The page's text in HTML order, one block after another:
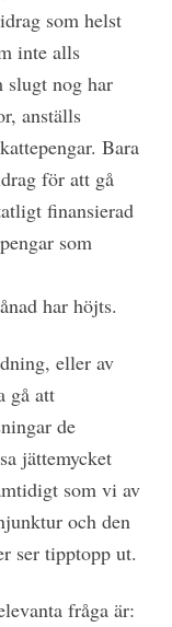
som helst
inte alls
slugt nog har
anställs
Bara
för att gå
finansierad
som
har höjts.
eller av
gå att
de
jättemycket
som vi av
och den
ser tipptopp ut.
fråga är: